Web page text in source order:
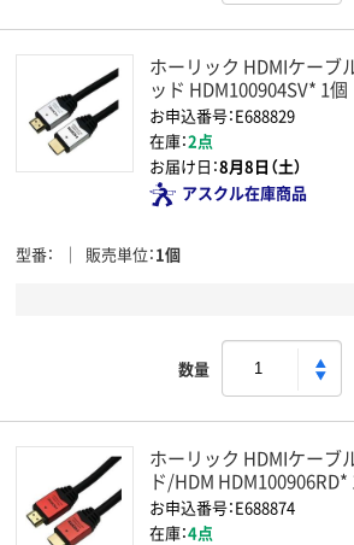
ホーリック HDMIケーブ
ッド HDM100904SV* 1個
お申込番号：E688829
在庫：2点
お届け日：8月8日（土）
アスクル在庫商品
型番 販売単位 1個
数量
ホーリック HDMIケーブ
ド/HDM HDM100906RD*
お申込番号：E688874
在庫：4点